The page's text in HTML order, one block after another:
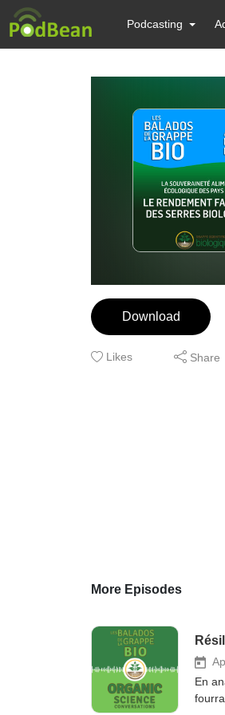
Podcasting
Download
Likes Share
More Episodes
En